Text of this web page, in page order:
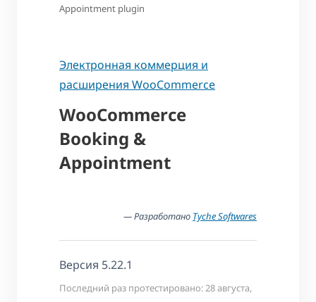
Appointment plugin
Электронная коммерция и
расширения WooCommerce
WooCommerce
Booking &
Appointment
— Разработано Tyche Softwares
Версия 5.22.1
Последний раз протестировано: 28 августа,